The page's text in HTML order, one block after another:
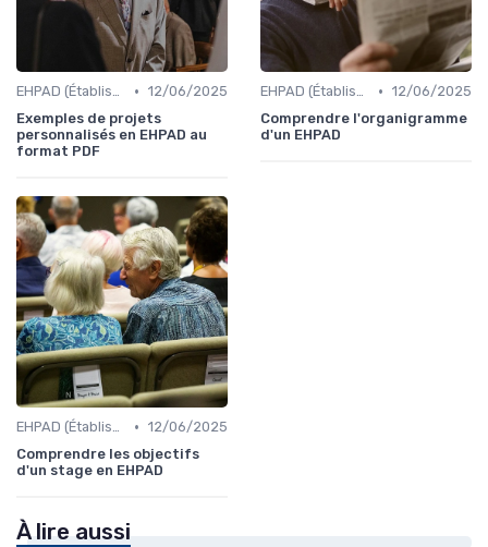
EHPAD (Établissements d'Hébergement pour Personnes Âgées Dépendantes) • 12/06/2025
Exemples de projets
personnalisés en EHPAD au
format PDF
EHPAD (Établissements d'Hébergement pour Personnes Âgées Dépendantes) • 12/06/2025
Comprendre l'organigramme
d'un EHPAD
EHPAD (Établissements d'Hébergement pour Personnes Âgées Dépendantes) • 12/06/2025
Comprendre les objectifs
d'un stage en EHPAD
À lire aussi